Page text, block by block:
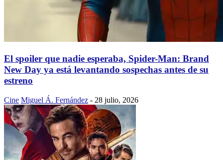
El spoiler que nadie esperaba, Spider-Man: Brand
New Day ya está levantando sospechas antes de su
estreno
Cine Miguel Á. Fernández - 28 julio, 2026